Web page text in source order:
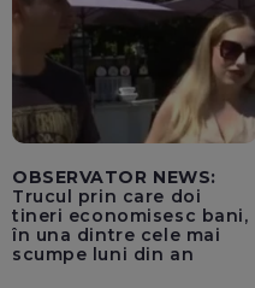
OBSERVATOR NEWS:
Trucul prin care doi
tineri economisesc bani,
în una dintre cele mai
scumpe luni din an